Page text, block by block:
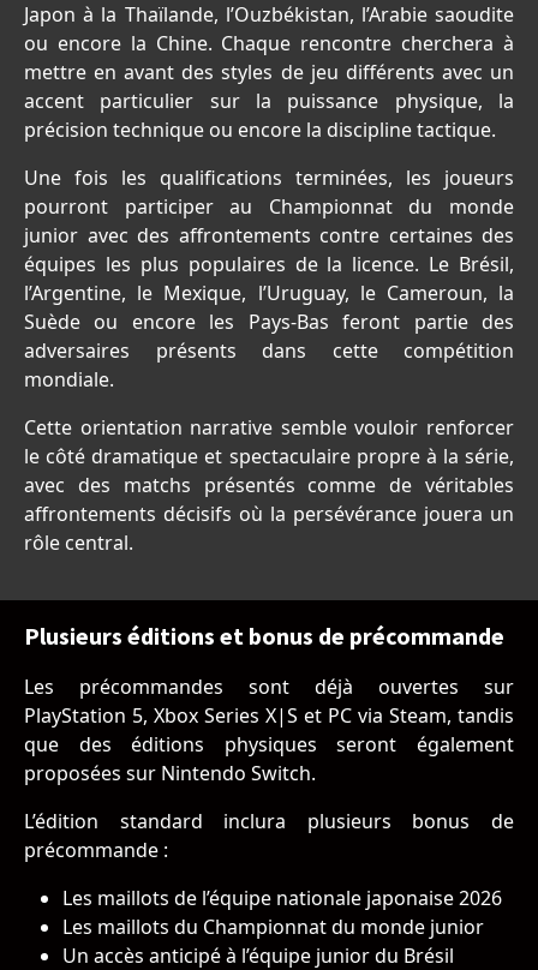
Japon à la Thaïlande, l’Ouzbékistan, l’Arabie saoudite
ou encore la Chine. Chaque rencontre cherchera à
mettre en avant des styles de jeu différents avec un
accent particulier sur la puissance physique, la
précision technique ou encore la discipline tactique.
Une fois les qualifications terminées, les joueurs
pourront participer au Championnat du monde
junior avec des affrontements contre certaines des
équipes les plus populaires de la licence. Le Brésil,
l’Argentine, le Mexique, l’Uruguay, le Cameroun, la
Suède ou encore les Pays-Bas feront partie des
adversaires présents dans cette compétition
mondiale.
Cette orientation narrative semble vouloir renforcer
le côté dramatique et spectaculaire propre à la série,
avec des matchs présentés comme de véritables
affrontements décisifs où la persévérance jouera un
rôle central.
Plusieurs éditions et bonus de précommande
Les précommandes sont déjà ouvertes sur
PlayStation 5, Xbox Series X|S et PC via Steam, tandis
que des éditions physiques seront également
proposées sur Nintendo Switch.
L’édition standard inclura plusieurs bonus de
précommande :
Les maillots de l’équipe nationale japonaise 2026
Les maillots du Championnat du monde junior
Un accès anticipé à l’équipe junior du Brésil